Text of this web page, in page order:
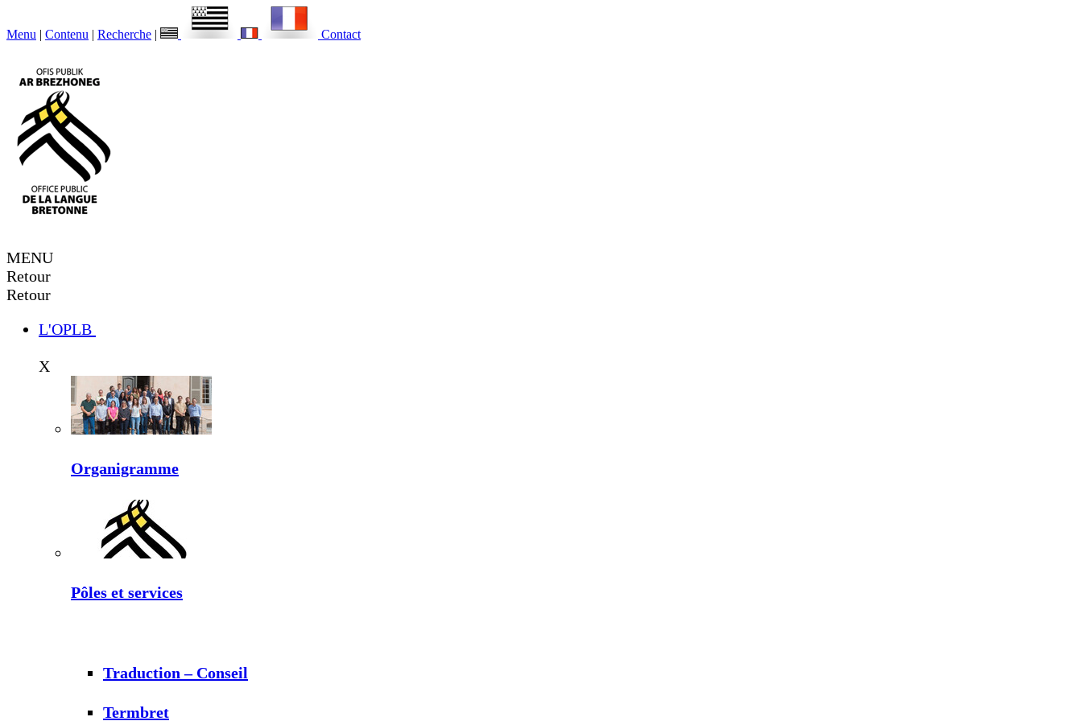
Menu | Contenu | Recherche | Contact
MENU
Retour
Retour
L'OPLB
X
Organigramme
Pôles et services
Traduction – Conseil
Termbret